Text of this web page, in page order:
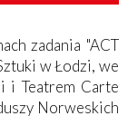
zadania "ACT
w Łodzi, we
i Teatrem Carte
Norweskich